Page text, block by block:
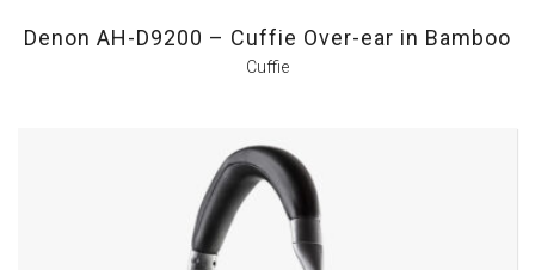
Denon AH-D9200 – Cuffie Over-ear in Bamboo
Cuffie